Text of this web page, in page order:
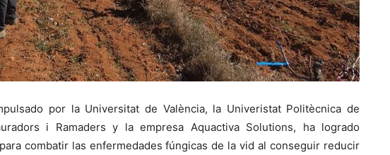
por la Universitat de València, la Univeristat Politècnica de
i Ramaders y la empresa Aquactiva Solutions, ha logrado
combatir las enfermedades fúngicas de la vid al conseguir reducir